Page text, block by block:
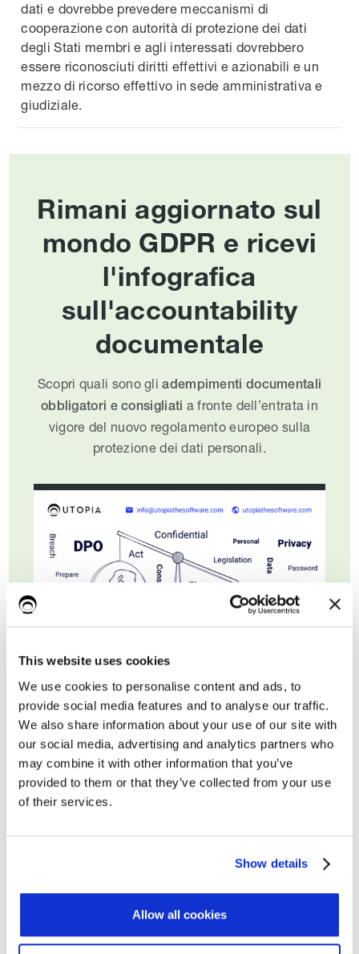
This website uses cookies
We use cookies to personalise content and ads, to
provide social media features and to analyse our traffic.
We also share information about your use of our site with
our social media, advertising and analytics partners who
may combine it with other information that you’ve
provided to them or that they’ve collected from your use
of their services.
Show details
Allow all cookies
dati e dovrebbe prevedere meccanismi di
cooperazione con autorità di protezione dei dati
degli Stati membri e agli interessati dovrebbero
essere riconosciuti diritti effettivi e azionabili e un
mezzo di ricorso effettivo in sede amministrativa e
giudiziale.
Rimani aggiornato sul
mondo GDPR e ricevi
l'infografica
sull'accountability
documentale
Scopri quali sono gliadempimenti documentali
obbligatori e consigliati a fronte dell’entrata in
vigore del nuovo regolamento europeo sulla
protezione dei dati personali.
Nome*
Email di lavoro*